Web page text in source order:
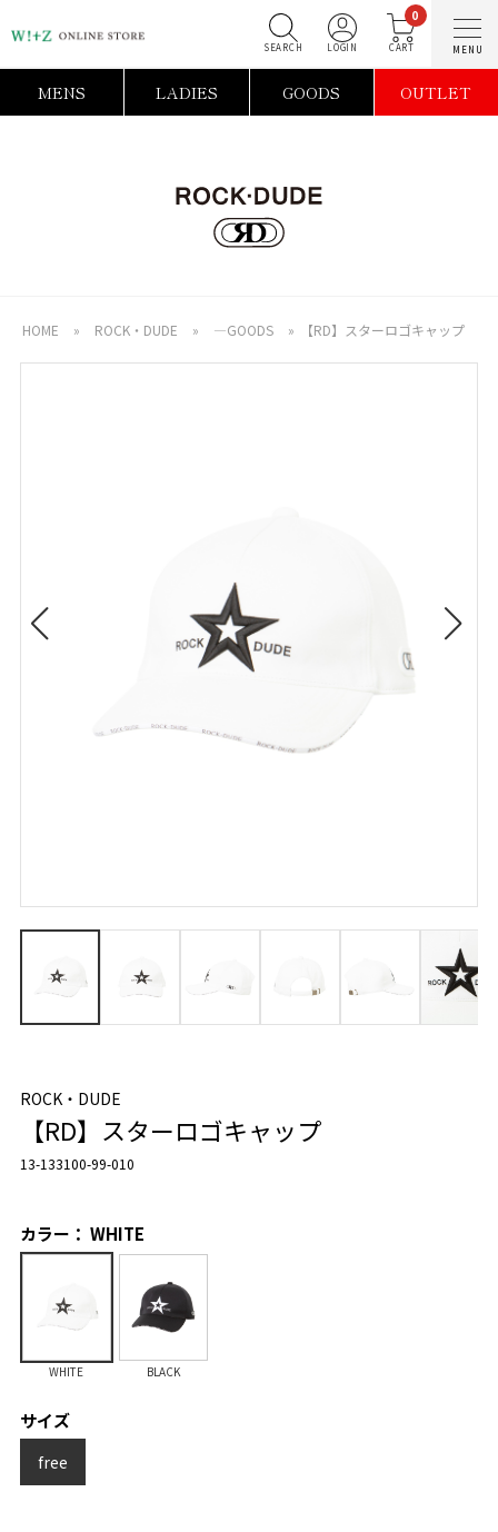
0
MENS LADIES GOODS OUTLET
HOME » ROCK・DUDE » ―GOODS » 【RD】スターロゴキャップ
ROCK・DUDE
【RD】スターロゴキャップ
13-133100-99-010
カラー： WHITE
WHITE BLACK
サイズ
free